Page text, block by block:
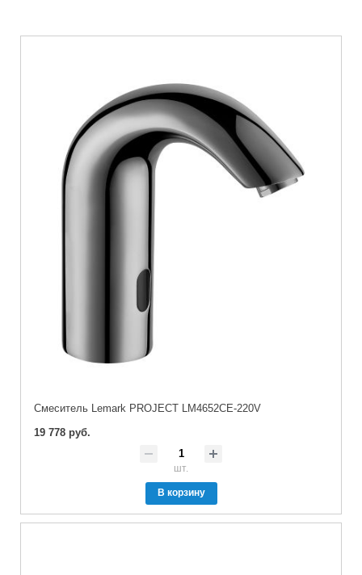
Смеситель Lemark PROJECT LM4652CE-220V
19 778 руб.
шт.
В корзину